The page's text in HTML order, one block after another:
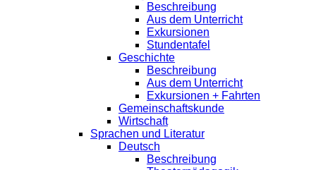
Beschreibung
Aus dem Unterricht
Exkursionen
Stundentafel
Geschichte
Beschreibung
Aus dem Unterricht
Exkursionen + Fahrten
Gemeinschaftskunde
Wirtschaft
Sprachen und Literatur
Deutsch
Beschreibung